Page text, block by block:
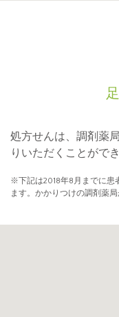
処方せんは、調剤薬
りいただくことができ
※下記は2018年8月までに患
ます。かかりつけの調剤薬